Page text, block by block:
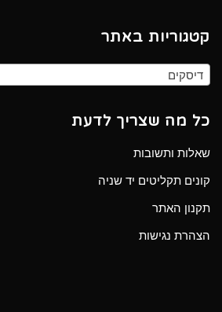
קטגוריות באתר
דיסקים
כל מה שצריך לדעת
שאלות ותשובות
קונים תקליטים יד שניה
תקנון האתר
הצהרת נגישות